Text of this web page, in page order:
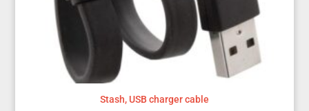
Stash, USB charger cable